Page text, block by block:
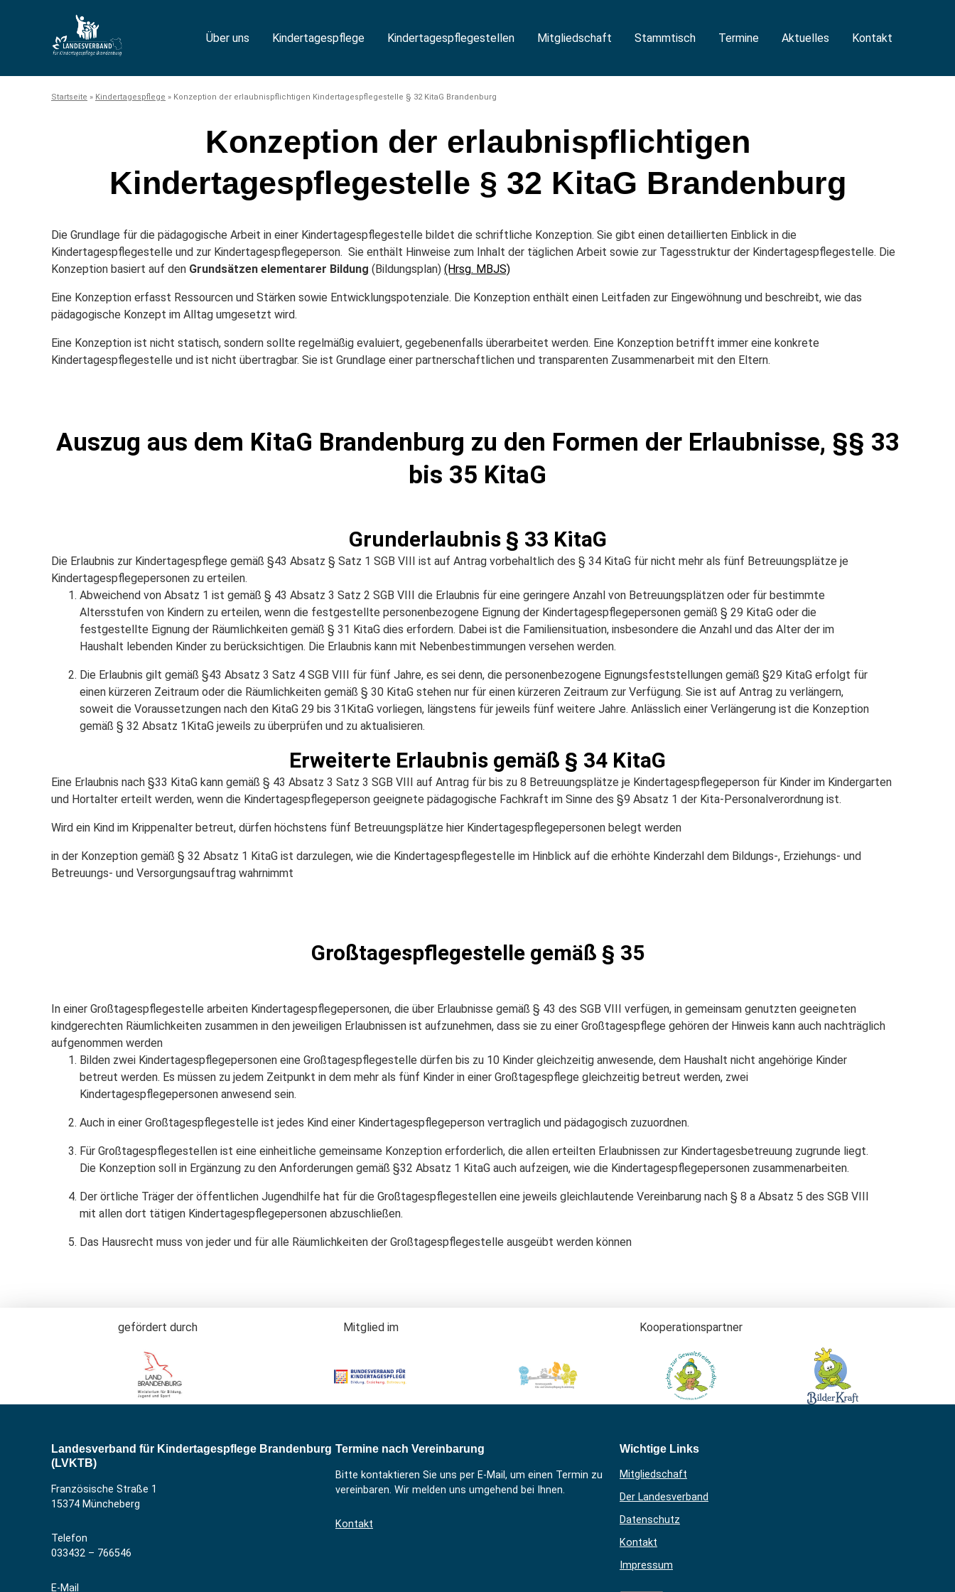
Über uns Kindertagespflege Kindertagespflegestellen Mitgliedschaft Stammtisch Termine Aktuelles Kontakt
Startseite » Kindertagespflege » Konzeption der erlaubnispflichtigen Kindertagespflegestelle § 32 KitaG Brandenburg
Konzeption der erlaubnispflichtigen
Kindertagespflegestelle § 32 KitaG Brandenburg
Die Grundlage für die pädagogische Arbeit in einer Kindertagespflegestelle bildet die schriftliche Konzeption. Sie gibt einen detaillierten Einblick in die
Kindertagespflegestelle und zur Kindertagespflegeperson. Sie enthält Hinweise zum Inhalt der täglichen Arbeit sowie zur Tagesstruktur der Kindertagespflegestelle. Die
Konzeption basiert auf den Grundsätzen elementarer Bildung (Bildungsplan) (Hrsg. MBJS)
Eine Konzeption erfasst Ressourcen und Stärken sowie Entwicklungspotenziale. Die Konzeption enthält einen Leitfaden zur Eingewöhnung und beschreibt, wie das
pädagogische Konzept im Alltag umgesetzt wird.
Eine Konzeption ist nicht statisch, sondern sollte regelmäßig evaluiert, gegebenenfalls überarbeitet werden. Eine Konzeption betrifft immer eine konkrete
Kindertagespflegestelle und ist nicht übertragbar. Sie ist Grundlage einer partnerschaftlichen und transparenten Zusammenarbeit mit den Eltern.
Auszug aus dem KitaG Brandenburg zu den Formen der Erlaubnisse, §§ 33
bis 35 KitaG
Grunderlaubnis § 33 KitaG
Die Erlaubnis zur Kindertagespflege gemäß §43 Absatz § Satz 1 SGB VIII ist auf Antrag vorbehaltlich des § 34 KitaG für nicht mehr als fünf Betreuungsplätze je
Kindertagespflegepersonen zu erteilen.
Abweichend von Absatz 1 ist gemäß § 43 Absatz 3 Satz 2 SGB VIII die Erlaubnis für eine geringere Anzahl von Betreuungsplätzen oder für bestimmte
Altersstufen von Kindern zu erteilen, wenn die festgestellte personenbezogene Eignung der Kindertagespflegepersonen gemäß § 29 KitaG oder die
festgestellte Eignung der Räumlichkeiten gemäß § 31 KitaG dies erfordern. Dabei ist die Familiensituation, insbesondere die Anzahl und das Alter der im
Haushalt lebenden Kinder zu berücksichtigen. Die Erlaubnis kann mit Nebenbestimmungen versehen werden.
Die Erlaubnis gilt gemäß §43 Absatz 3 Satz 4 SGB VIII für fünf Jahre, es sei denn, die personenbezogene Eignungsfeststellungen gemäß §29 KitaG erfolgt für
einen kürzeren Zeitraum oder die Räumlichkeiten gemäß § 30 KitaG stehen nur für einen kürzeren Zeitraum zur Verfügung. Sie ist auf Antrag zu verlängern,
soweit die Voraussetzungen nach den KitaG 29 bis 31KitaG vorliegen, längstens für jeweils fünf weitere Jahre. Anlässlich einer Verlängerung ist die Konzeption
gemäß § 32 Absatz 1KitaG jeweils zu überprüfen und zu aktualisieren.
Erweiterte Erlaubnis gemäß § 34 KitaG
Eine Erlaubnis nach §33 KitaG kann gemäß § 43 Absatz 3 Satz 3 SGB VIII auf Antrag für bis zu 8 Betreuungsplätze je Kindertagespflegeperson für Kinder im Kindergarten
und Hortalter erteilt werden, wenn die Kindertagespflegeperson geeignete pädagogische Fachkraft im Sinne des §9 Absatz 1 der Kita-Personalverordnung ist.
Wird ein Kind im Krippenalter betreut, dürfen höchstens fünf Betreuungsplätze hier Kindertagespflegepersonen belegt werden
in der Konzeption gemäß § 32 Absatz 1 KitaG ist darzulegen, wie die Kindertagespflegestelle im Hinblick auf die erhöhte Kinderzahl dem Bildungs-, Erziehungs- und
Betreuungs- und Versorgungsauftrag wahrnimmt
Großtagespflegestelle gemäß § 35
In einer Großtagespflegestelle arbeiten Kindertagespflegepersonen, die über Erlaubnisse gemäß § 43 des SGB VIII verfügen, in gemeinsam genutzten geeigneten
kindgerechten Räumlichkeiten zusammen in den jeweiligen Erlaubnissen ist aufzunehmen, dass sie zu einer Großtagespflege gehören der Hinweis kann auch nachträglich
aufgenommen werden
Bilden zwei Kindertagespflegepersonen eine Großtagespflegestelle dürfen bis zu 10 Kinder gleichzeitig anwesende, dem Haushalt nicht angehörige Kinder
betreut werden. Es müssen zu jedem Zeitpunkt in dem mehr als fünf Kinder in einer Großtagespflege gleichzeitig betreut werden, zwei
Kindertagespflegepersonen anwesend sein.
Auch in einer Großtagespflegestelle ist jedes Kind einer Kindertagespflegeperson vertraglich und pädagogisch zuzuordnen.
Für Großtagespflegestellen ist eine einheitliche gemeinsame Konzeption erforderlich, die allen erteilten Erlaubnissen zur Kindertagesbetreuung zugrunde liegt.
Die Konzeption soll in Ergänzung zu den Anforderungen gemäß §32 Absatz 1 KitaG auch aufzeigen, wie die Kindertagespflegepersonen zusammenarbeiten.
Der örtliche Träger der öffentlichen Jugendhilfe hat für die Großtagespflegestellen eine jeweils gleichlautende Vereinbarung nach § 8 a Absatz 5 des SGB VIII
mit allen dort tätigen Kindertagespflegepersonen abzuschließen.
Das Hausrecht muss von jeder und für alle Räumlichkeiten der Großtagespflegestelle ausgeübt werden können
gefördert durch Mitglied im Kooperationspartner
Landesverband für Kindertagespflege Brandenburg
(LVKTB)
Französische Straße 1
15374 Müncheberg
Telefon
033432 – 766546
E-Mail
Termine nach Vereinbarung
Bitte kontaktieren Sie uns per E-Mail, um einen Termin zu
vereinbaren. Wir melden uns umgehend bei Ihnen.
Kontakt
Wichtige Links
Mitgliedschaft
Der Landesverband
Datenschutz
Kontakt
Impressum